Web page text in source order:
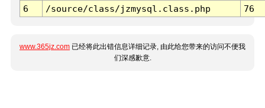
6
/source/class/jzmysql.class.php 76
www.365jz.com 已经将此出错信息详细记录, 由此给您带来的访问不便我
们深感歉意.